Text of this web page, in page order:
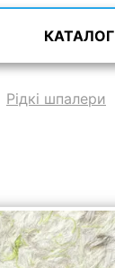
КАТАЛОГ
Рідкі шпалери